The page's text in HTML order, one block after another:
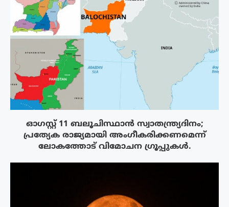
ഓഗസ്റ്റ് 11 ബലൂചിസ്ഥാൻ സ്വാതന്ത്ര്യദിനം;
പ്രത്യേക രാജ്യമായി അംഗീകരിക്കണമെന്ന്
ലോകത്തോട് വിമോചന ഗ്രൂപ്പുകൾ.